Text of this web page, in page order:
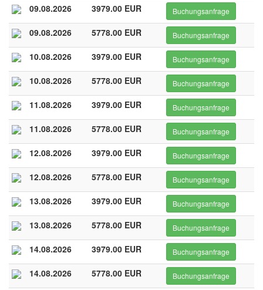
09.08.2026 3979.00 EUR Buchungsanfrage
09.08.2026 5778.00 EUR Buchungsanfrage
10.08.2026 3979.00 EUR Buchungsanfrage
10.08.2026 5778.00 EUR Buchungsanfrage
11.08.2026 3979.00 EUR Buchungsanfrage
11.08.2026 5778.00 EUR Buchungsanfrage
12.08.2026 3979.00 EUR Buchungsanfrage
12.08.2026 5778.00 EUR Buchungsanfrage
13.08.2026 3979.00 EUR Buchungsanfrage
13.08.2026 5778.00 EUR Buchungsanfrage
14.08.2026 3979.00 EUR Buchungsanfrage
14.08.2026 5778.00 EUR Buchungsanfrage